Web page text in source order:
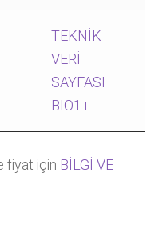
TEKNİK
VERİ
SAYFASI
BIO1+
fiyat için BİLGİ VE